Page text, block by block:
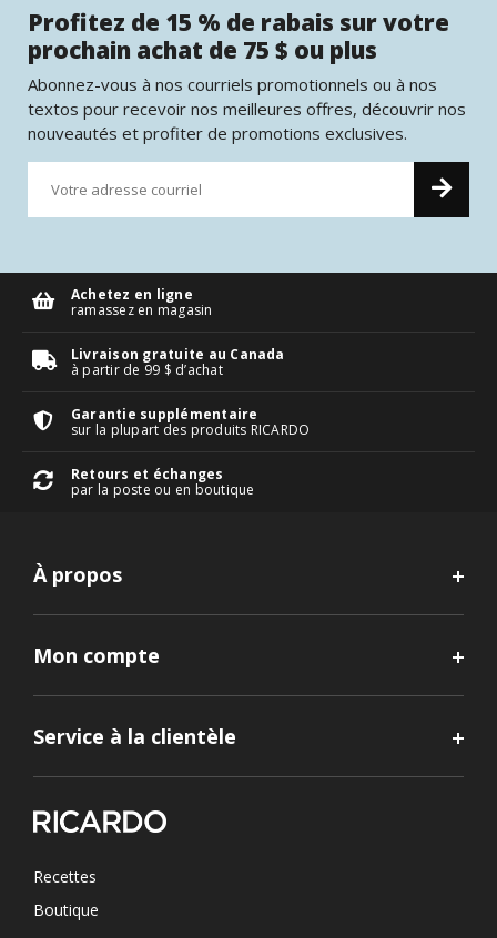
Profitez de 15 % de rabais sur votre
prochain achat de 75 $ ou plus
Abonnez-vous à nos courriels promotionnels ou à nos
textos pour recevoir nos meilleures offres, découvrir nos
nouveautés et profiter de promotions exclusives.
Achetez en ligne
ramassez en magasin
Livraison gratuite au Canada
à partir de 99 $ d’achat
Garantie supplémentaire
sur la plupart des produits RICARDO
Retours et échanges
par la poste ou en boutique
À propos
Mon compte
Service à la clientèle
Recettes
Boutique